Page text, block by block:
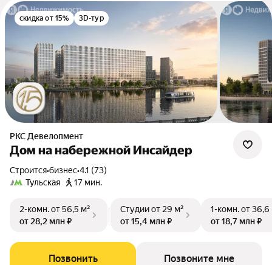
скидка от 15% 3D-тур
РКС Девелопмент
Дом на набережной Инсайдер
Строится•бизнес•4.1 (73)
Тульская
17 мин.
2-комн.от 56,5 м²
от 28,2 млн ₽
Студииот 29 м²
от 15,4 млн ₽
1-комн.от 36,6
от 18,7 млн ₽
Позвонить Позвоните мне